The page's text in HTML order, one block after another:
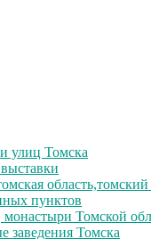
улиц Томска
пунктов
Томской
заведения Томска